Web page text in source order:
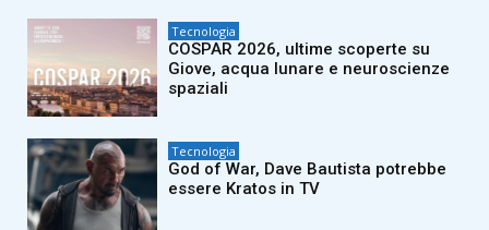
Tecnologia
COSPAR 2026, ultime scoperte su
Giove, acqua lunare e neuroscienze
spaziali
Tecnologia
God of War, Dave Bautista potrebbe
essere Kratos in TV